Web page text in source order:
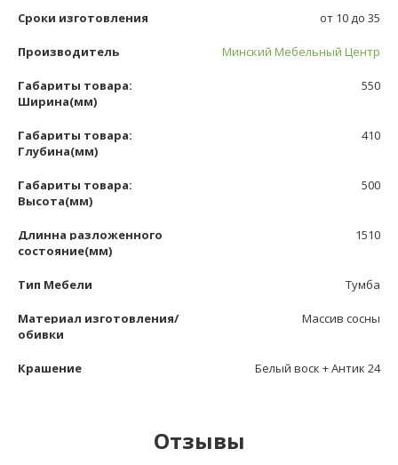
Сроки изготовления от 10 до 35
Производитель Минский Мебельный Центр
Габариты товара:
Ширина(мм)
550
Габариты товара:
Глубина(мм)
410
Габариты товара:
Высота(мм)
500
Длинна разложенного
состояние(мм)
1510
Тип Мебели Тумба
Материал изготовления/
обивки
Массив сосны
Крашение Белый воск + Антик 24
Отзывы